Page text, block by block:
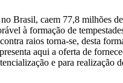
Brasil, caem 77,8 milhões
à formação de
raios torna-se, desta
aqui a oferta de
e para realização